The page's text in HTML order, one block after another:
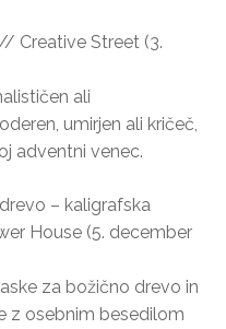
Creative Street (3.
ali
umirjen ali kričeč,
adventni venec.
– kaligrafska
House (5. december
za božično drevo in
z osebnim besedilom